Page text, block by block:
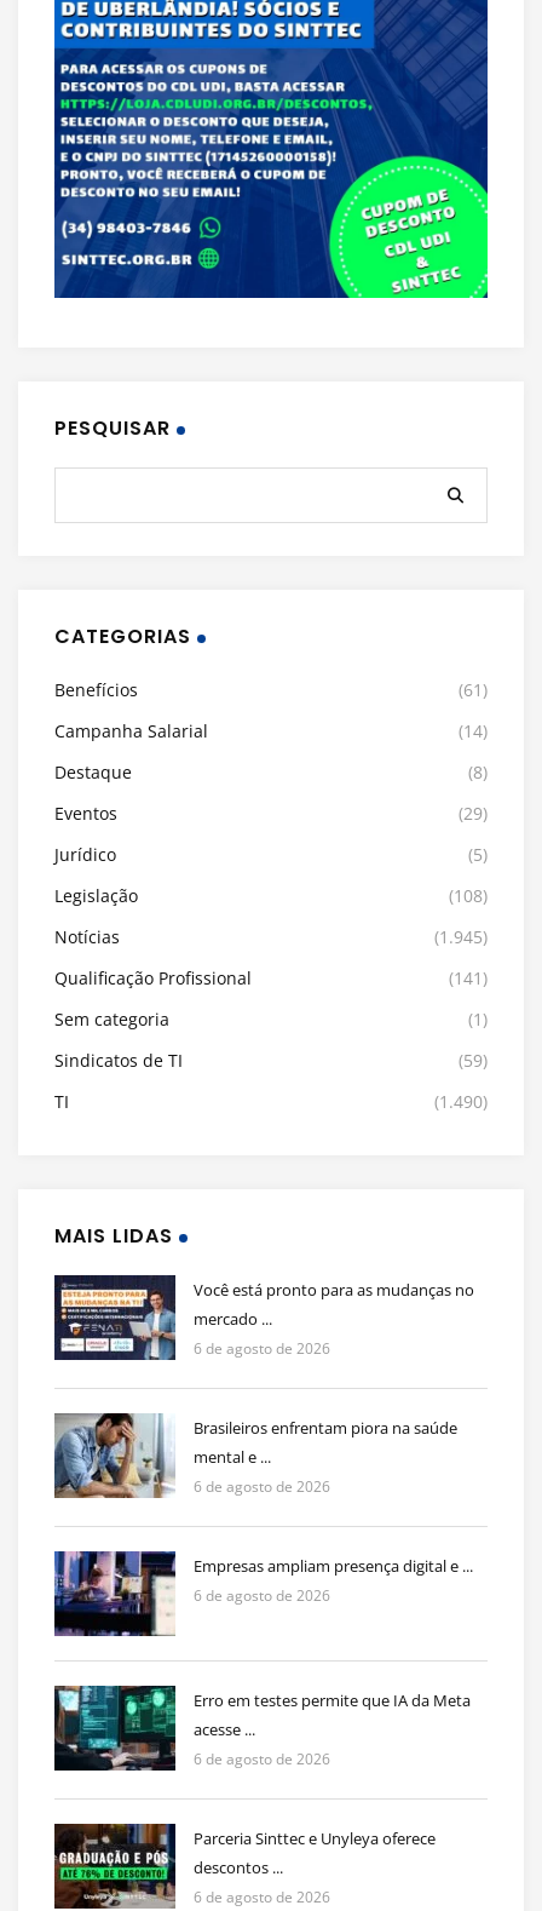
PESQUISAR
CATEGORIAS
Benefícios
(61)
Campanha Salarial
(14)
Destaque
(8)
Eventos
(29)
Jurídico
(5)
Legislação
(108)
Notícias
(1.945)
Qualificação Profissional
(141)
Sem categoria
(1)
Sindicatos de TI
(59)
TI
(1.490)
MAIS LIDAS
Você está pronto para as mudanças no
mercado ...
6 de agosto de 2026
Brasileiros enfrentam piora na saúde
mental e ...
6 de agosto de 2026
Empresas ampliam presença digital e ...
6 de agosto de 2026
Erro em testes permite que IA da Meta
acesse ...
6 de agosto de 2026
Parceria Sinttec e Unyleya oferece
descontos ...
6 de agosto de 2026